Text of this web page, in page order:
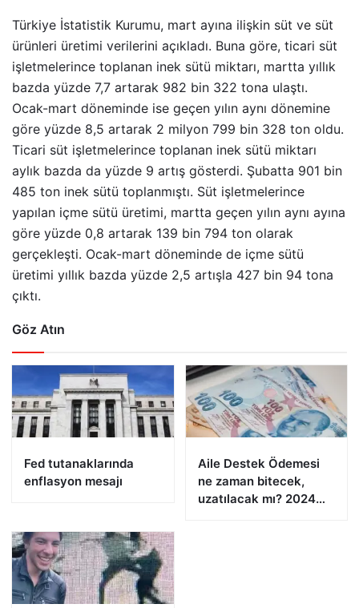
Türkiye İstatistik Kurumu, mart ayına ilişkin süt ve süt
ürünleri üretimi verilerini açıkladı. Buna göre, ticari süt
işletmelerince toplanan inek sütü miktarı, martta yıllık
bazda yüzde 7,7 artarak 982 bin 322 tona ulaştı.
Ocak-mart döneminde ise geçen yılın aynı dönemine
göre yüzde 8,5 artarak 2 milyon 799 bin 328 ton oldu.
Ticari süt işletmelerince toplanan inek sütü miktarı
aylık bazda da yüzde 9 artış gösterdi. Şubatta 901 bin
485 ton inek sütü toplanmıştı. Süt işletmelerince
yapılan içme sütü üretimi, martta geçen yılın aynı ayına
göre yüzde 0,8 artarak 139 bin 794 ton olarak
gerçekleşti. Ocak-mart döneminde de içme sütü
üretimi yıllık bazda yüzde 2,5 artışla 427 bin 94 tona
çıktı.
Göz Atın
Fed tutanaklarında
enflasyon mesajı
Aile Destek Ödemesi
ne zaman bitecek,
uzatılacak mı? 2024